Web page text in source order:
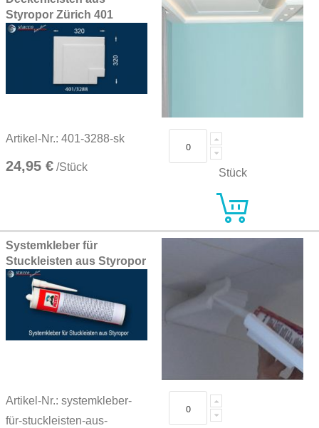
Styropor Zürich 401
Artikel-Nr.: 401-3288-sk
24,95 € /Stück Stück
Systemkleber für
Stuckleisten aus Styropor
Artikel-Nr.: systemkleber-
für-stuckleisten-aus-